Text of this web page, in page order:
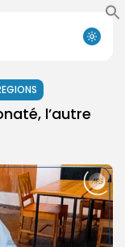
l’autre